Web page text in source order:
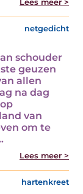
Lees meer >
netgedicht
schouder
geuzen
allen
na dag
van
om te
Lees meer >
hartenkreet